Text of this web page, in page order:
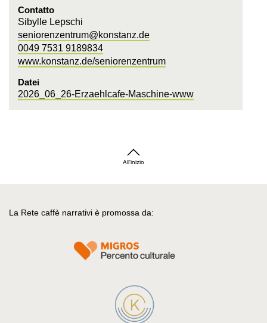
Contatto
Sibylle Lepschi
seniorenzentrum@konstanz.de
0049 7531 9189834
www.konstanz.de/seniorenzentrum
Datei
2026_06_26-Erzaehlcafe-Maschine-www
All'inizio
La Rete caffè narrativi è promossa da: